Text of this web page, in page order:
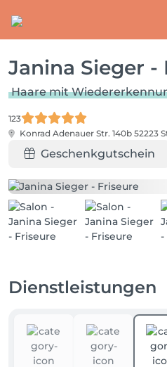
Janina Sieger -
Haare mit
123
Konrad Adenauer Str. 140b 52223
Geschenkgutschein
Dienstleistungen